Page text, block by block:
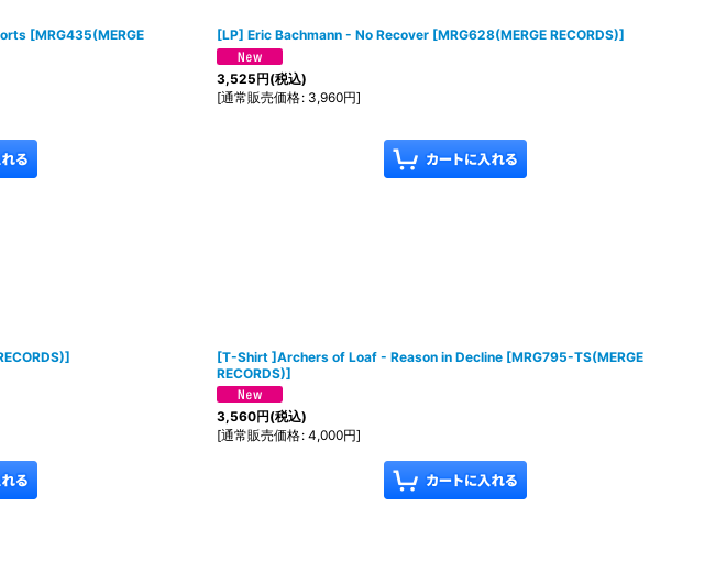
[MRG435(MERGE
[LP] Eric Bachmann - No Recover [MRG628(MERGE RECORDS)]
3,525円(税込)
[通常販売価格: 3,960円]
] [T-Shirt ]Archers of Loaf - Reason in Decline [MRG795-TS(MERGE
RECORDS)]
3,560円(税込)
[通常販売価格: 4,000円]